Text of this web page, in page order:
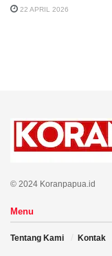
22 APRIL 2026
© 2024 Koranpapua.id
Menu
Tentang Kami Kontak